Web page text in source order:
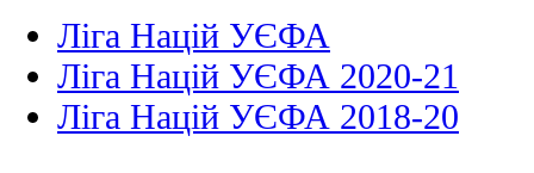
Ліга Націй УЄФА
Ліга Націй УЄФА 2020-21
Ліга Націй УЄФА 2018-20